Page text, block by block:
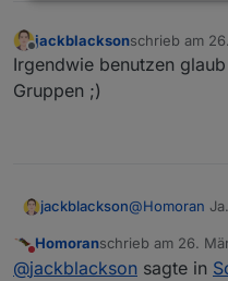
Offline
jackblacksonschrieb am
zuletzt editiert
Irgendwie benutzen
Gruppen ;)
jackblackson@Homoran
Homematic
Nicht stören
Homoranschrieb am 26.
zuletzt editiert von
@jackblackson sagte in